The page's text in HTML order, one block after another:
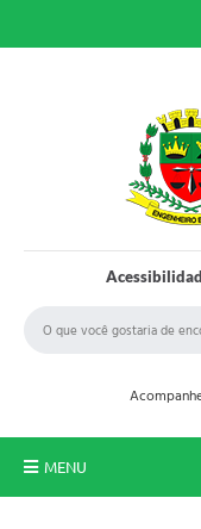
MENU